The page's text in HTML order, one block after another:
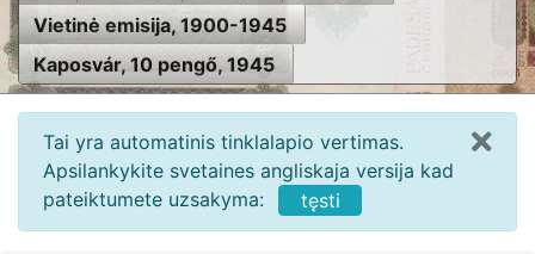
Vietinė emisija, 1900-1945
Kaposvár, 10 pengő, 1945
Tai yra automatinis tinklalapio vertimas.
Apsilankykite svetaines angliskaja versija kad
pateiktumete uzsakyma:
tęsti